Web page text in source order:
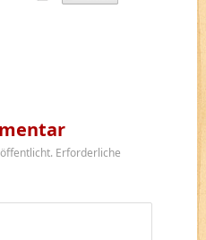
Erforderliche